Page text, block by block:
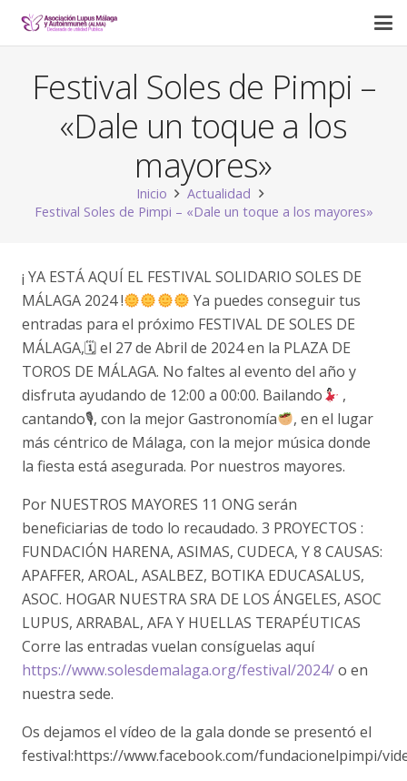
Festival Soles de Pimpi –
«Dale un toque a los
mayores»
Inicio
Actualidad
Festival Soles de Pimpi – «Dale un toque a los mayores»
¡ YA ESTÁ AQUÍ EL FESTIVAL SOLIDARIO SOLES DE
MÁLAGA 2024 !
Ya puedes conseguir tus
entradas para el próximo FESTIVAL DE SOLES DE
MÁLAGA,🗓 el 27 de Abril de 2024 en la PLAZA DE
TOROS DE MÁLAGA. No faltes al evento del año y
disfruta ayudando de 12:00 a 00:00. Bailando
,
cantando🎙, con la mejor Gastronomía
, en el lugar
más céntrico de Málaga, con la mejor música donde
la fiesta está asegurada. Por nuestros mayores.
Por NUESTROS MAYORES 11 ONG serán
beneficiarias de todo lo recaudado. 3 PROYECTOS :
FUNDACIÓN HARENA, ASIMAS, CUDECA, Y 8 CAUSAS:
APAFFER, AROAL, ASALBEZ, BOTIKA EDUCASALUS,
ASOC. HOGAR NUESTRA SRA DE LOS ÁNGELES, ASOC
LUPUS, ARRABAL, AFA Y HUELLAS TERAPÉUTICAS
Corre las entradas vuelan consíguelas aquí
https://www.solesdemalaga.org/festival/2024/o en
nuestra sede.
Os dejamos el vídeo de la gala donde se presentó el
festival:https://www.facebook.com/fundacionelpimpi/